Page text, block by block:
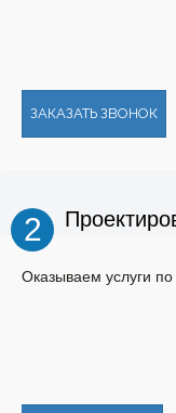
ЗАКАЗАТЬ ЗВОНОК
2
Оказываем услуги по